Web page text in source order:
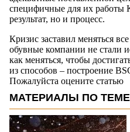
специфичные для их работы
результат, но и процесс.
Кризис заставил меняться
обувные компании не стали
как меняться, чтобы
из способов – построение
Пожалуйста оцените статью
МАТЕРИАЛЫ ПО ТЕМЕ